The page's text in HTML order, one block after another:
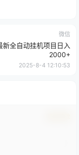
微信
新全自动挂机项目日入
2000+
2025-8-4 12:10:53